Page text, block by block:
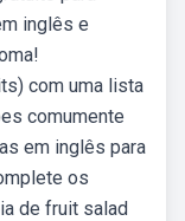
inglês e
com uma lista
comumente
em inglês para
os
de fruit salad